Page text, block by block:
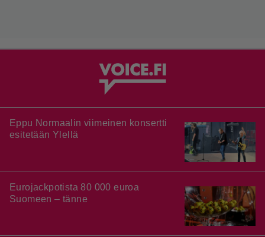
Eppu Normaalin viimeinen konsertti
esitetään Ylellä
Eurojackpotista 80 000 euroa
Suomeen – tänne